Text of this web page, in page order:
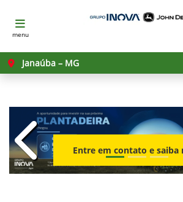
menu
Janaúba – MG
Entre em contato e saiba
templates.template-